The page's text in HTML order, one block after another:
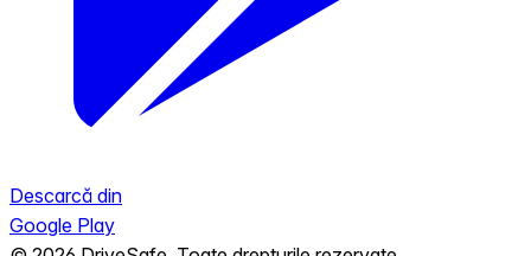
Descarcă din
Google Play